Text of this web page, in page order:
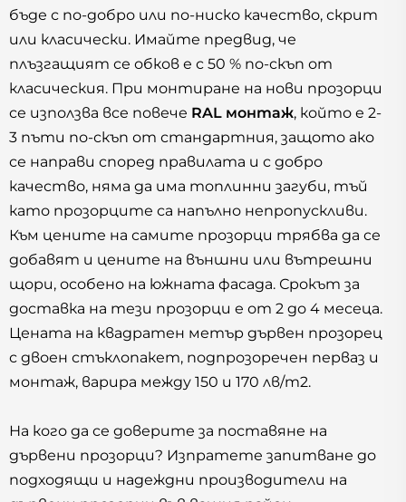
бъде с по-добро или по-ниско качество, скрит
или класически. Имайте предвид, че
плъзгащият се обков е с 50 % по-скъп от
класическия. При монтиране на нови прозорци
се използва все повече RAL монтаж, който е 2-
3 пъти по-скъп от стандартния, защото ако
се направи според правилата и с добро
качество, няма да има топлинни загуби, тъй
като прозорците са напълно непропускливи.
Към цените на самите прозорци трябва да се
добавят и цените на външни или вътрешни
щори, особено на южната фасада. Срокът за
доставка на тези прозорци е от 2 до 4 месеца.
Цената на квадратен метър дървен прозорец
с двоен стъклопакет, подпрозоречен перваз и
монтаж, варира между 150 и 170 лв/m2.
На кого да се доверите за поставяне на
дървени прозорци? Изпратете запитване до
подходящи и надеждни производители на